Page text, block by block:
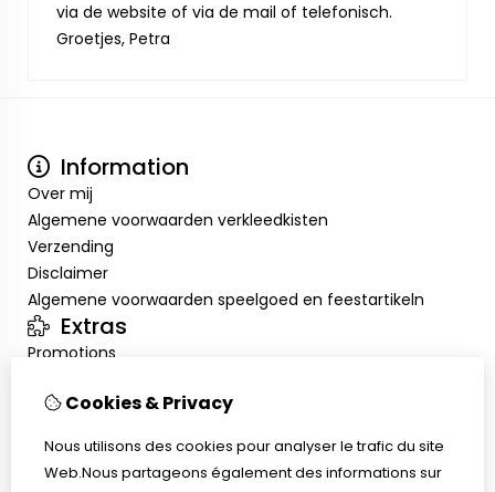
via de website of via de mail of telefonisch.
Groetjes, Petra
Information
Over mij
Algemene voorwaarden verkleedkisten
Verzending
Disclaimer
Algemene voorwaarden speelgoed en feestartikeln
Extras
Promotions
Inloggen
Service client
Cookies & Privacy
Nous utilisons des cookies pour analyser le trafic du site
Web.Nous partageons également des informations sur